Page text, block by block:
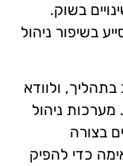
בשוק.
בשיפור ניהול
ולוודא
מערכות ניהול
בצורה
כדי להפיק